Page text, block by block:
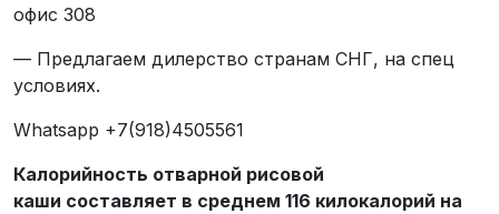
офис 308
— Предлагаем дилерство странам СНГ, на спец
условиях.
Whatsapp +7(918)4505561
Калорийность отварной рисовой
каши составляет в среднем 116 килокалорий на